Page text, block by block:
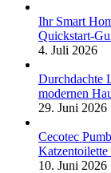
Ihr Smart
Quickstart-
4. Juli 2026
Durchdachte
modernen
29. Juni 2026
Cecotec
10. Juni 2026